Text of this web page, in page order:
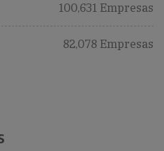
100,631 Empresas
82,078 Empresas